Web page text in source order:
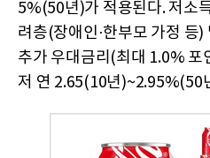
5%(50년)가 적용된다. 저소
려층(장애인·한부모 가정 등)
추가 우대금리(최대 1.0% 포
저 연 2.65(10년)~2.95%(50